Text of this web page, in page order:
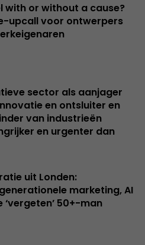
with or without a cause?
upcall voor ontwerpers
sector als aanjager
en ontsluiter en
van industrieën
en urgenter dan
uit Londen:
marketing, AI
‘vergeten’ 50+-man